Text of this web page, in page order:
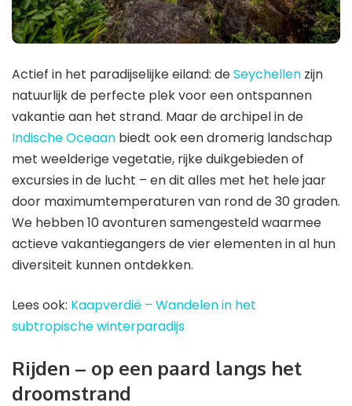
Actief in het paradijselijke eiland: deSeychellen zijn
natuurlijk de perfecte plek voor een ontspannen
vakantie aan het strand. Maar de archipel in de
Indische Oceaan biedt ook een dromerig landschap
met weelderige vegetatie, rijke duikgebieden of
excursies in de lucht – en dit alles met het hele jaar
door maximumtemperaturen van rond de 30 graden.
We hebben 10 avonturen samengesteld waarmee
actieve vakantiegangers de vier elementen in al hun
diversiteit kunnen ontdekken.
Lees ook: Kaapverdië – Wandelen in het
subtropische winterparadijs
Rijden – op een paard langs het
droomstrand